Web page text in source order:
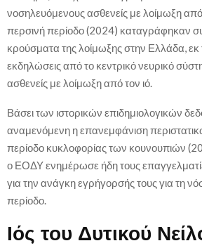
νοσηλευόμενους ασθενείς με λοίμωξη από
περσινή περίοδο (2024) καταγράφηκαν
κρούσματα της λοίμωξης στην Ελλάδα,
εκδηλώσεις από το κεντρικό νευρικό
ασθενείς με λοίμωξη από τον ιό.
Βάσει των ιστορικών επιδημιολογικών
αναμενόμενη η επανεμφάνιση
περίοδο κυκλοφορίας των κουνουπιών
ο ΕΟΔΥ ενημέρωσε ήδη τους
για την ανάγκη εγρήγορσής τους για τη
περίοδο.
Ιός του Δυτικού